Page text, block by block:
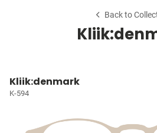
Back to
Kliik:denmark
K-594